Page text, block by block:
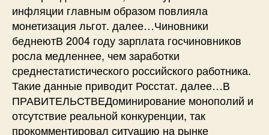
инфляции главным образом повлияла
монетизация льгот. далее…Чиновники
беднеютВ 2004 году зарплата госчиновников
росла медленнее, чем заработки
среднестатистического российского работника.
Такие данные приводит Росстат. далее…В
ПРАВИТЕЛЬСТВЕДоминирование монополий и
отсутствие реальной конкуренции, так
прокомментировал ситуацию на рынке